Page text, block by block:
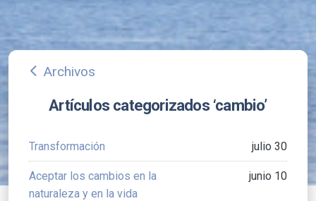
arrow_back_ios Archivos
Artículos categorizados ‘cambio’
Transformación julio 30
Aceptar los cambios en la
naturaleza y en la vida
junio 10